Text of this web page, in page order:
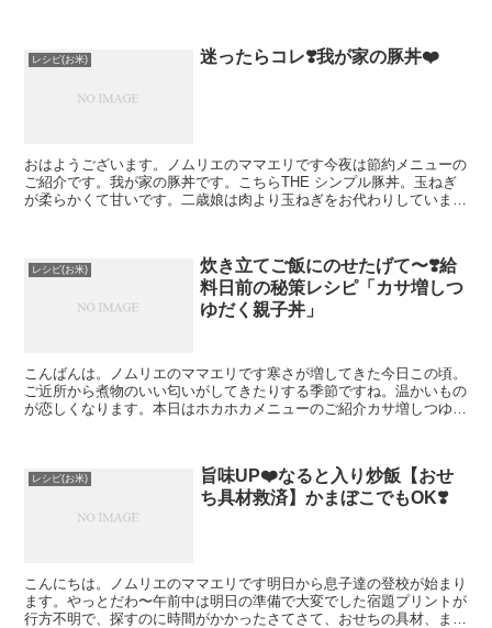
レシピ(お米) 迷ったらコレ❣️我が家の豚丼❤️
おはようございます。ノムリエのママエリです今夜は節約メニューの
ご紹介です。我が家の豚丼です。こちらTHE シンプル豚丼。玉ねぎ
が柔らかくて甘いです。二歳娘は肉より玉ねぎをお代わりしていまし
レシピ(お米)
炊き立てご飯にのせたげて〜❣️給
料日前の秘策レシピ「カサ増しつ
ゆだく親子丼」
こんばんは。ノムリエのママエリです寒さが増してきた今日この頃。
ご近所から煮物のいい匂いがしてきたりする季節ですね。温かいもの
が恋しくなります。本日はホカホカメニューのご紹介カサ増しつゆだ
レシピ(お米)
旨味UP❤️なると入り炒飯【おせ
ち具材救済】かまぼこでもOK❣️
こんにちは。ノムリエのママエリです明日から息子達の登校が始まり
ます。やっとだわ〜午前中は明日の準備で大変でした宿題プリントが
行方不明で、探すのに時間がかかったさてさて、おせちの具材、まだ